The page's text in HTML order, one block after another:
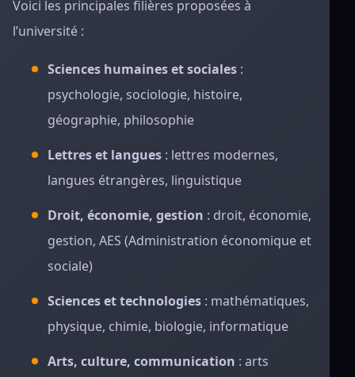
Voici les principales filières proposées à
l’université :
Sciences humaines et sociales :
psychologie, sociologie, histoire,
géographie, philosophie
Lettres et langues : lettres modernes,
langues étrangères, linguistique
Droit, économie, gestion : droit, économie,
gestion, AES (Administration économique et
sociale)
Sciences et technologies : mathématiques,
physique, chimie, biologie, informatique
Arts, culture, communication : arts